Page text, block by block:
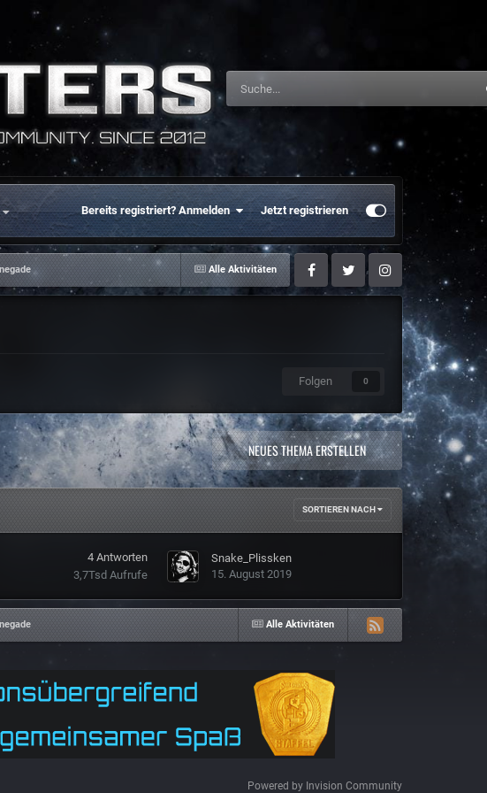
Bereits registriert? Anmelden Jetzt registrieren
Alle Aktivitäten
FacebookTwitter Instagram
Folgen 0
NEUES THEMA ERSTELLEN
SORTIEREN NACH
4 Antworten
3,7Tsd Aufrufe
Snake_Plissken
15. August 2019
Alle Aktivitäten
Powered by Invision Community